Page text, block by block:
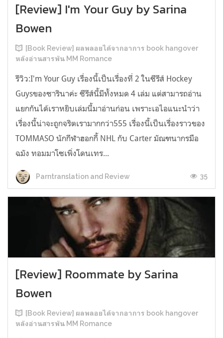
[Review] I'm Your Guy by Sarina
Bowen
[Book Review] ผลพลอยได้จากอาการ book hangover
หลังอ่านสารพัน MM Romance
รีวิว:I'm Your Guy เรื่องนี้เป็นเรื่องที่ 2 ในซีรีส์ Hockey
Guysของซารินาค่ะ ซีรีส์นี้มีทั้งหมด 4 เล่ม แต่สามารถอ่าน
แยกกันได้เราหยิบเล่มนี้มาอ่านก่อน เพราะเอไอแนะนำว่า
เรื่องนี้น่าจะถูกจริตเรามากกว่า555 เรื่องนี้เป็นเรื่องราวของ
TOMMASO นักกีฬาฮอกกี้ NHL กับ Carter มัณฑนากรมือ
ฉมัง ทอมมาโซเพิ่งโดนเทร...
Parntranslation and Review 35
[Review] Roommate by Sarina
Bowen
[Book Review] ผลพลอยได้จากอาการ book hangover
หลังอ่านสารพัน MM Romance